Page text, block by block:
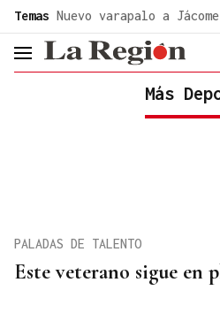
Temas Nuevo varapalo a Jácome
header.menu.open
Más
Este veterano sigue en
PALADAS DE TALENTO